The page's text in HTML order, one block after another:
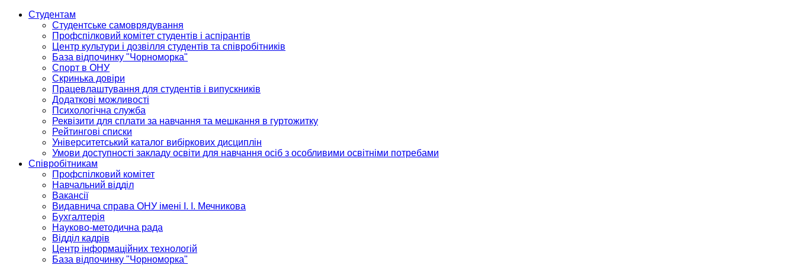
Студентам
Студентське самоврядування
Профспілковий комітет студентів і аспірантів
Центр культури і дозвілля студентів та співробітників
База відпочинку "Чорноморка"
Спорт в ОНУ
Скринька довіри
Працевлаштування для студентів і випускників
Додаткові можливості
Психологічна служба
Реквізити для сплати за навчання та мешкання в гуртожитку
Рейтингові списки
Університетський каталог вибіркових дисциплін
Умови доступності закладу освіти для навчання осіб з особливими освітніми потребами
Співробітникам
Профспілковий комітет
Навчальний відділ
Вакансії
Видавнича справа ОНУ імені І. І. Мечникова
Бухгалтерія
Науково-методична рада
Відділ кадрів
Центр інформаційних технологій
База відпочинку "Чорноморка"